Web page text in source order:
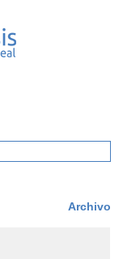
Archivo